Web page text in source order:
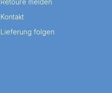
Retoure melden
Kontakt
Lieferung folgen